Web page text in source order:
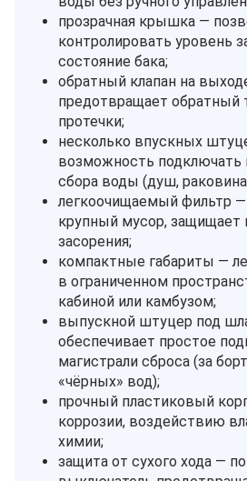
прозрачная крышка —
контролировать уровень
состояние бака;
обратный клапан на
предотвращает обратный
протечки;
несколько впускных
возможность подключать
сбора воды (душ, раковина
легкоочищаемый фильтр
крупный мусор, защищает
засорения;
компактные габариты —
в ограниченном
кабиной или камбузом;
выпускной штуцер под
обеспечивает простое
магистрали сброса (за
«чёрных» вод);
прочный пластиковый
коррозии, воздействию
химии;
защита от сухого хода —